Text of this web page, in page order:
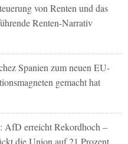
von Renten und das
Renten-Narrativ
Spanien zum neuen EU-
gemacht hat
AfD erreicht Rekordhoch –
die Union auf 21 Prozent